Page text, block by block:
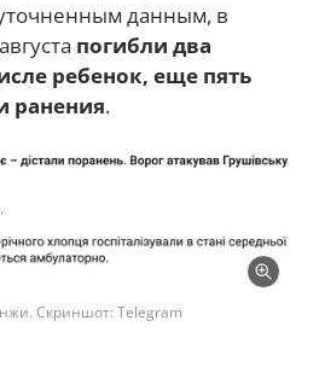
данным, в
погибли два
ребенок, еще пять
ранения.
Скриншот: Telegram